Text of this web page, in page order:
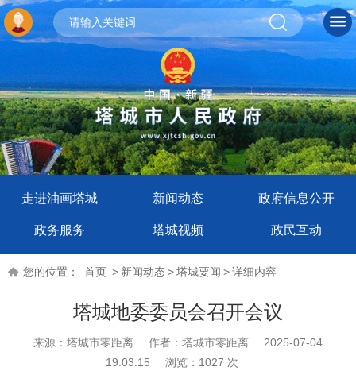
走进油画塔城 新闻动态 政府信息公开
政务服务 塔城视频 政民互动
您的位置： 首页 > 新闻动态>塔城要闻 >详细内容
塔城地委委员会召开会议
来源：塔城市零距离 作者：塔城市零距离
2025-07-04
19:03:15
浏览： 1027 次